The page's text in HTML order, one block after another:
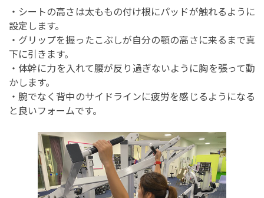
・シートの高さは太ももの付け根にパッドが触れるように
設定します。
・グリップを握ったこぶしが自分の顎の高さに来るまで真
下に引きます。
・体幹に力を入れて腰が反り過ぎないように胸を張って動
かします。
・腕でなく背中のサイドラインに疲労を感じるようになる
と良いフォームです。